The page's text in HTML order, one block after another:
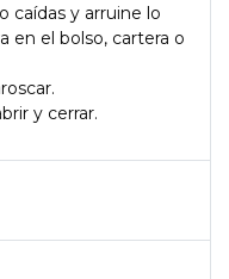
caídas y arruine lo
en el bolso, cartera o
y cerrar.